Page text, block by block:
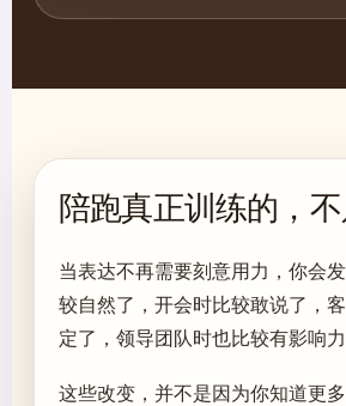
陪跑真正训练的，
当表达不再需要刻意用力，你会
较自然了，开会时比较敢说了，
定了，领导团队时也比较有影响力
这些改变，并不是因为你知道更